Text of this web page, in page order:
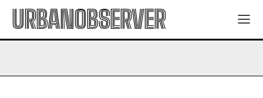
URBANOBSERVER